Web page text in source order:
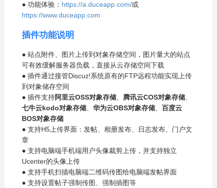
● 功能体验： https://a.duceapp.com/或
https://www.duceapp.com
插件功能说明
● 站点附件、图片上传到对象存储空间，图片量大的站点
可有效缓解服务器负载，直接从云存储空间下载
● 插件通过接管Discuz!系统原有的FTP远程功能实现上传
到对象储存空间
● 插件支持阿里云OSS对象存储 腾讯云COS对象存储
七牛云kodo对象存储
华为云OBS对象存储
百度云
BOS对象存储
● 支持H5上传界面：发帖、相册发布、日志发布、门户文
章
● 支持电脑端手机端用户头像裁剪上传，并支持独立
Ucenter的头像上传
● 支持手机扫描电脑端二维码传图给电脑端发帖界面
● 支持设置帖子强制传图、强制插图等